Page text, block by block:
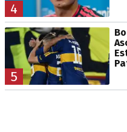
4
5